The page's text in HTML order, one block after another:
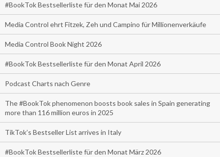
#BookTok Bestsellerliste für den Monat Mai 2026
Media Control ehrt Fitzek, Zeh und Campino für Millionenverkäufe
Media Control Book Night 2026
#BookTok Bestsellerliste für den Monat April 2026
Podcast Charts nach Genre
The #BookTok phenomenon boosts book sales in Spain generating
more than 116 million euros in 2025
TikTok’s Bestseller List arrives in Italy
#BookTok Bestsellerliste für den Monat März 2026